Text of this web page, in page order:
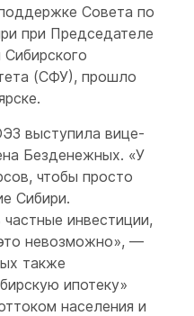
Совета по
при Председателе
(СФУ), прошло
выступила вице-
Безденежных. «У
чтобы просто
Сибири.
инвестиции,
невозможно», —
также
ипотеку»
населения и